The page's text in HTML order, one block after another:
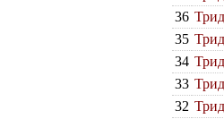
36
35
34
33
32